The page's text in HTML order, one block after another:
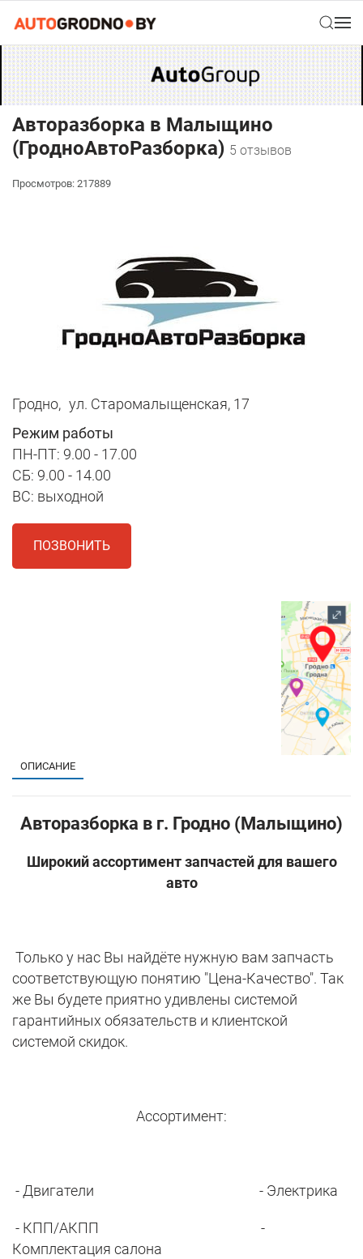
Авторазборка в Малыщино
(ГродноАвтоРазборка) 5 отзывов
Просмотров: 217889
Гродно, ул. Старомалыщенская, 17
Режим работы
ПН-ПТ: 9.00 - 17.00
СБ: 9.00 - 14.00
ВС: выходной
ПОЗВОНИТЬ
ОПИСАНИЕ
Авторазборка в г. Гродно (Малыщино)
Широкий ассортимент запчастей для вашего
авто
Только у нас Вы найдёте нужную вам запчасть
соответствующую понятию "Цена-Качество". Так
же Вы будете приятно удивлены системой
гарантийных обязательств и клиентской
системой скидок.
Ассортимент:
- Двигатели - Электрика
- КПП/АКПП -
Комплектация салона